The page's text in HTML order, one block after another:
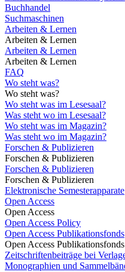
Buchhandel
Suchmaschinen
Arbeiten & Lernen
Arbeiten & Lernen
Arbeiten & Lernen
Arbeiten & Lernen
FAQ
Wo steht was?
Wo steht was?
Wo steht was im Lesesaal?
Was steht wo im Lesesaal?
Wo steht was im Magazin?
Was steht wo im Magazin?
Forschen & Publizieren
Forschen & Publizieren
Forschen & Publizieren
Forschen & Publizieren
Elektronische Semesterapparate
Open Access
Open Access
Open Access Policy
Open Access Publikationsfonds
Open Access Publikationsfonds
Zeitschriftenbeiträge bei
Monographien und